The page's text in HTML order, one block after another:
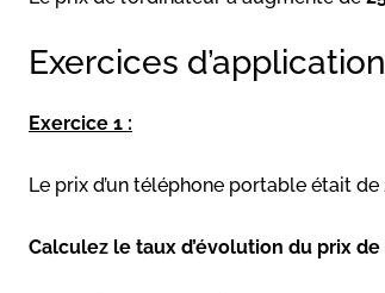
Exercices
Exercice 1 :
Le prix d’un téléphone portable était
Calculez le taux d’évolution du prix